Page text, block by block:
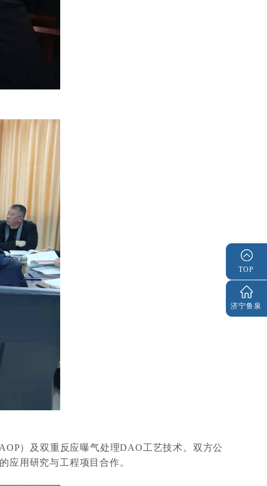
）及双重反应曝气处理DAO工艺技术。双方公
应用研究与工程项目合作。
TOP
济宁鲁泉